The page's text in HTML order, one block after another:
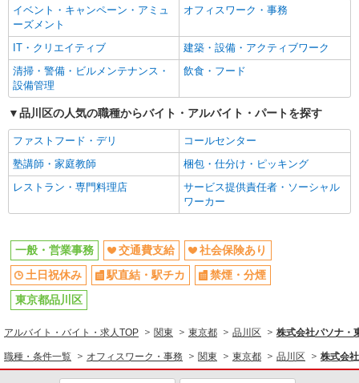
イベント・キャンペーン・アミュ
ーズメント
オフィスワーク・事務
IT・クリエイティブ
建築・設備・アクティブワーク
清掃・警備・ビルメンテナンス・
設備管理
飲食・フード
品川区の人気の職種からバイト・アルバイト・パートを探す
ファストフード・デリ
コールセンター
塾講師・家庭教師
梱包・仕分け・ピッキング
レストラン・専門料理店
サービス提供責任者・ソーシャル
ワーカー
一般・営業事務 交通費支給
社会保険あり
土日祝休み
駅直結・駅チカ
禁煙・分煙
東京都品川区
アルバイト・バイト・求人TOP 関東 東京都 品川区 株式会社パソナ・
職種・条件一覧 オフィスワーク・事務 関東 東京都 品川区 株式会